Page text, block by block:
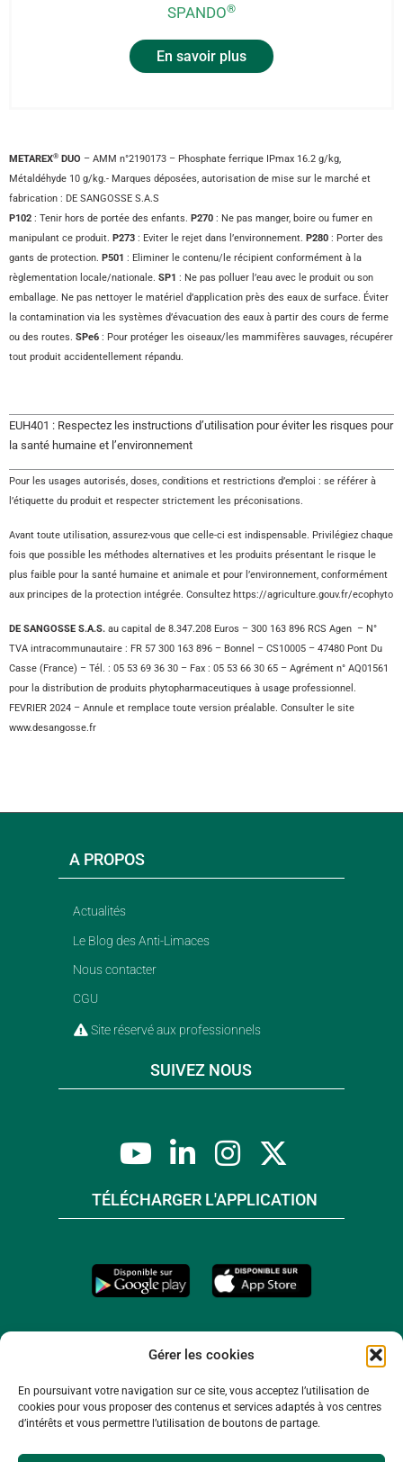
Gérer les cookies
En poursuivant votre navigation sur ce site, vous acceptez l’utilisation de
cookies pour vous proposer des contenus et services adaptés à vos centres
d’intérêts et vous permettre l’utilisation de boutons de partage.
SPANDO®
En savoir plus
METAREX® DUO – AMM n°2190173 – Phosphate ferrique IPmax 16.2 g/kg,
Métaldéhyde 10 g/kg.- Marques déposées, autorisation de mise sur le marché et
fabrication : DE SANGOSSE S.A.S
P102 : Tenir hors de portée des enfants. P270 : Ne pas manger, boire ou fumer en
manipulant ce produit. P273 : Eviter le rejet dans l’environnement. P280 : Porter des
gants de protection. P501 : Eliminer le contenu/le récipient conformément à la
règlementation locale/nationale. SP1 : Ne pas polluer l’eau avec le produit ou son
emballage. Ne pas nettoyer le matériel d’application près des eaux de surface. Éviter
la contamination via les systèmes d’évacuation des eaux à partir des cours de ferme
ou des routes. SPe6 : Pour protéger les oiseaux/les mammifères sauvages, récupérer
tout produit accidentellement répandu.
EUH401 : Respectez les instructions d’utilisation pour éviter les risques pour
la santé humaine et l’environnement
Pour les usages autorisés, doses, conditions et restrictions d’emploi : se référer à
l’étiquette du produit et respecter strictement les préconisations.
Avant toute utilisation, assurez-vous que celle-ci est indispensable. Privilégiez chaque
fois que possible les méthodes alternatives et les produits présentant le risque le
plus faible pour la santé humaine et animale et pour l’environnement, conformément
aux principes de la protection intégrée. Consultez https://agriculture.gouv.fr/ecophyto
DE SANGOSSE S.A.S. au capital de 8.347.208 Euros – 300 163 896 RCS Agen – N°
TVA intracommunautaire : FR 57 300 163 896 – Bonnel – CS10005 – 47480 Pont Du
Casse (France) – Tél. : 05 53 69 36 30 – Fax : 05 53 66 30 65 – Agrément n° AQ01561
pour la distribution de produits phytopharmaceutiques à usage professionnel.
FEVRIER 2024 – Annule et remplace toute version préalable. Consulter le site
www.desangosse.fr
A PROPOS
Actualités
Le Blog des Anti-Limaces
Nous contacter
CGU
Site réservé aux professionnels
SUIVEZ NOUS
TÉLÉCHARGER L'APPLICATION